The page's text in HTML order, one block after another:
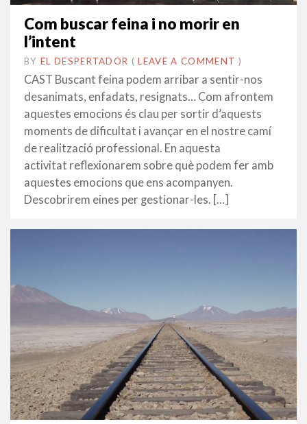
Com buscar feina i no morir en
l’intent
BY EL DESPERTADOR ON
29
SETEMBRE
•(LEAVE A COMMENT )
CAST Buscant feina podem arribar a sentir-nos
desanimats, enfadats, resignats… Com afrontem
aquestes emocions és clau per sortir d’aquests
moments de dificultat i avançar en el nostre camí
de realització professional. En aquesta
activitat reflexionarem sobre què podem fer amb
aquestes emocions que ens acompanyen.
Descobrirem eines per gestionar-les. […]